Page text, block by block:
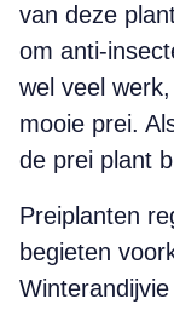
van deze
om anti-
wel veel
mooie prei.
de prei plant
Preiplanten
begieten